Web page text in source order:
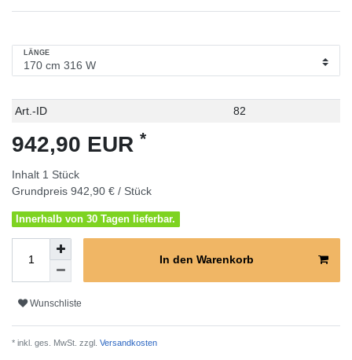
LÄNGE
Technisches
Wert
Art.-ID 82
942,90 EUR *
Inhalt 1 Stück
Grundpreis 942,90 € / Stück
Innerhalb von 30 Tagen lieferbar.
In den Warenkorb
Wunschliste
* inkl. ges. MwSt. zzgl. Versandkosten